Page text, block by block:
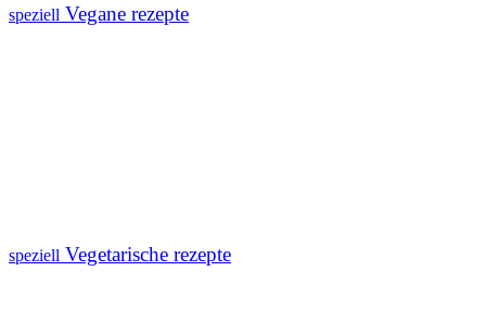
speziell Vegane rezepte
speziell Vegetarische rezepte